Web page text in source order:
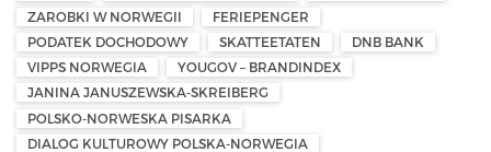
ZAROBKI W NORWEGII
FERIEPENGER
PODATEK DOCHODOWY
SKATTEETATEN
DNB BANK
VIPPS NORWEGIA
YOUGOV – BRANDINDEX
JANINA JANUSZEWSKA-SKREIBERG
POLSKO-NORWESKA PISARKA
DIALOG KULTUROWY POLSKA-NORWEGIA